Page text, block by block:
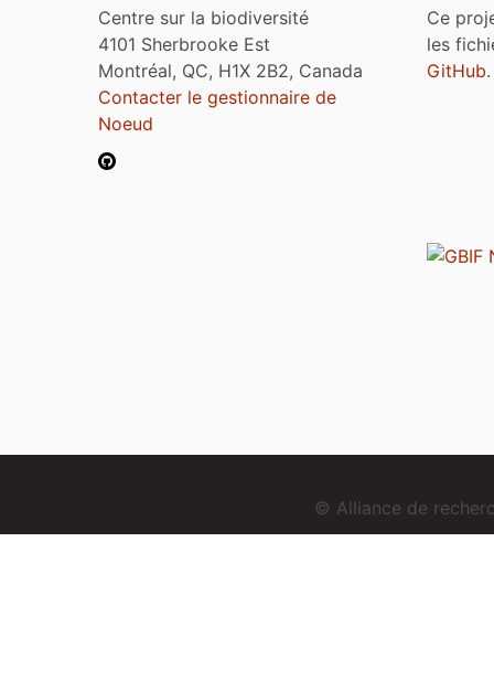
Centre sur la biodiversité
4101 Sherbrooke Est
Montréal, QC, H1X 2B2, Canada
Contacter le gestionnaire de
Noeud
Ce
les
GitHub.
© Alliance de